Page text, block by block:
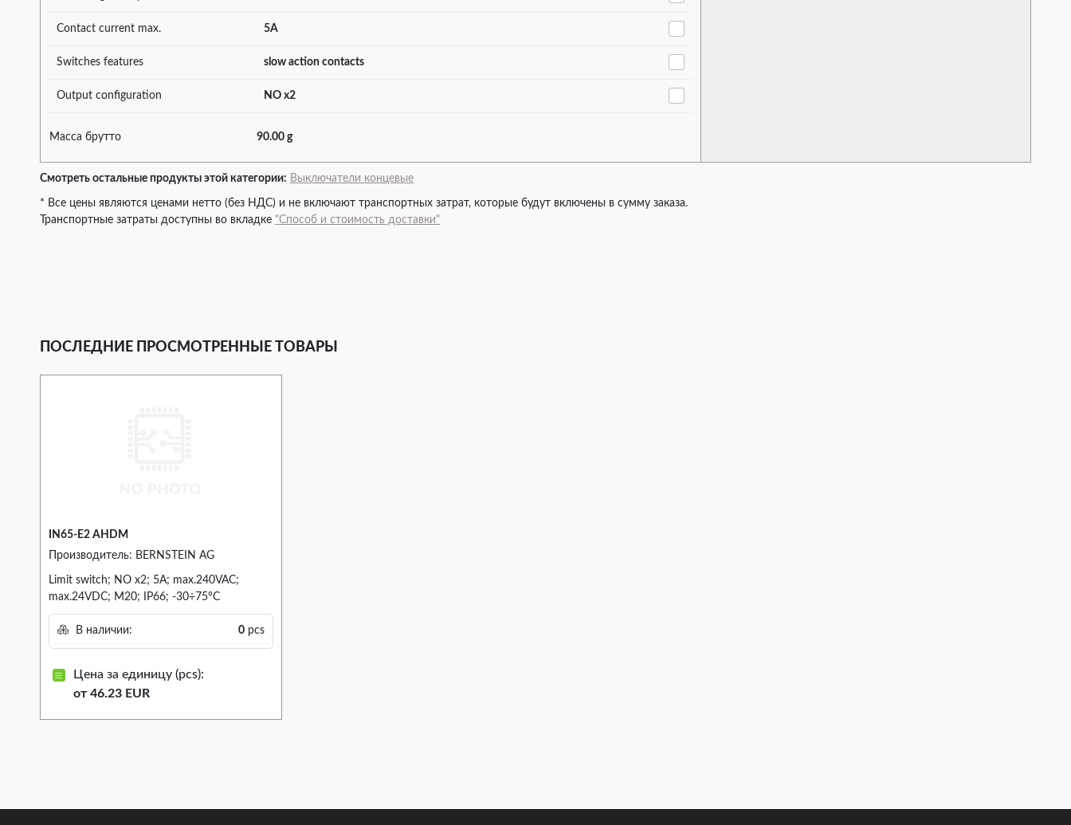
Contact current max. 5A
Switches features slow action contacts
Output configuration NO x2
Масса брутто 90.00 g
Смотреть остальные продукты этой категории: Выключатели концевые
* Все цены являются ценами нетто (без НДС) и не включают транспортных затрат, которые будут включены в сумму заказа.
Транспортные затраты доступны во вкладке "Способ и стоимость доставки"
ПОСЛЕДНИЕ ПРОСМОТРЕННЫЕ ТОВАРЫ
IN65-E2 AHDM
Производитель: BERNSTEIN AG
Limit switch; NO x2; 5A; max.240VAC;
max.24VDC; M20; IP66; -30÷75°C
В наличии: 0pcs
Цена за единицу (pcs):
от 46.23 EUR